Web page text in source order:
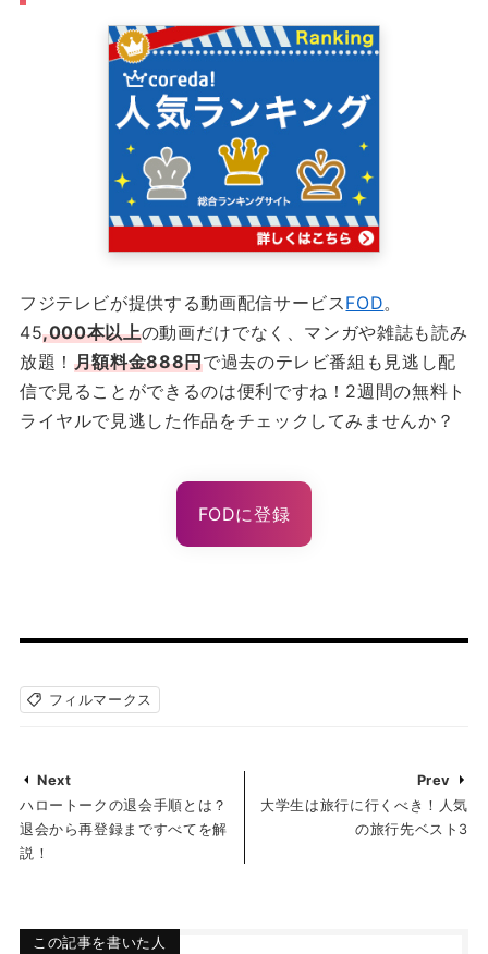
フジテレビが提供する動画配信サービスFOD。
45,000本以上の動画だけでなく、マンガや雑誌も読み
放題！ 月額料金888円で過去のテレビ番組も見逃し配
信で見ることができるのは便利ですね！2週間の無料ト
ライヤルで見逃した作品をチェックしてみませんか？
FODに登録
フィルマークス
Next
ハロートークの退会手順とは？
退会から再登録まですべてを解
説！
Prev
大学生は旅行に行くべき！人気
の旅行先ベスト3
この記事を書いた人